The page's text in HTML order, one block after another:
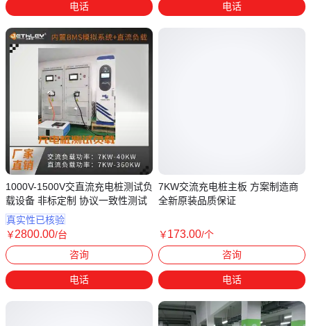
电话
1000V-1500V交直流充电桩测试负
载设备 非标定制 协议一致性测试
真实性已核验
￥2800.00/台
咨询
电话
电话
7KW交流充电桩主板 方案制造商
全新原装品质保证
￥173.00/个
咨询
电话